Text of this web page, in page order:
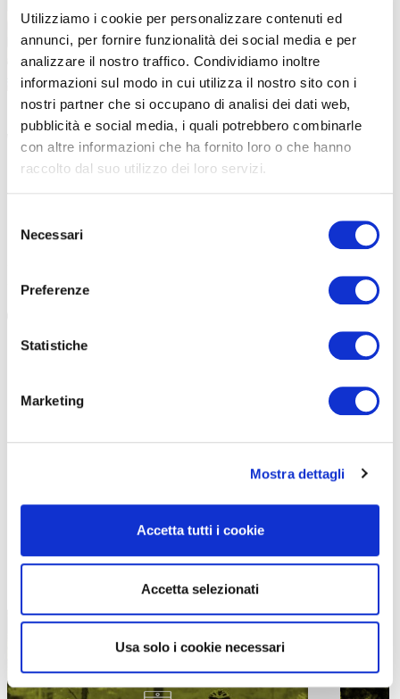
Utilizziamo i cookie per personalizzare contenuti ed
annunci, per fornire funzionalità dei social media e per
analizzare il nostro traffico. Condividiamo inoltre
informazioni sul modo in cui utilizza il nostro sito con i
nostri partner che si occupano di analisi dei dati web,
pubblicità e social media, i quali potrebbero combinarle
con altre informazioni che ha fornito loro o che hanno
raccolto dal suo utilizzo dei loro servizi.
delNecessari
Preferenze
Statistiche
Marketing
Mostra dettagli
Accetta tutti i cookie
Accetta selezionati
Usa solo i cookie necessari
08-02-2025
VARESE WELCOME, LA CASA DEL TURISMO: SI
CRESCE FACENDO SISTEMA
Siamo tornati da Mauro Vitiello, Presidente della Camera di
cicloturismo? Cresceranno grazie alla Fondazione […]
#CAMERA DI COMMERCIO VARESE
|14-05-2024
VARESE
Incontro
risponde.
#CAMERA DI
TUTTE LE CATEGORIE DEL MAGAZINE